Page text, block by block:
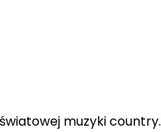
muzyki country.